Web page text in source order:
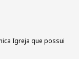
Igreja que possui